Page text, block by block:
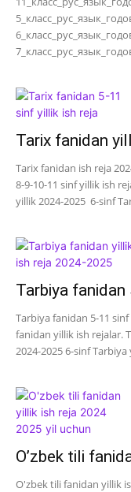
Tarix fanidan
Tarix fanidan ish reja
8-9-10-11 sinf yillik ish
yillik 2024-2025 6-sinf
Tarbiya
Tarbiya fanidan 5-11
fanidan yillik ish rejalar.
2024-2025 6-sinf
O’zbek tili
O'zbek tili fanidan yillik